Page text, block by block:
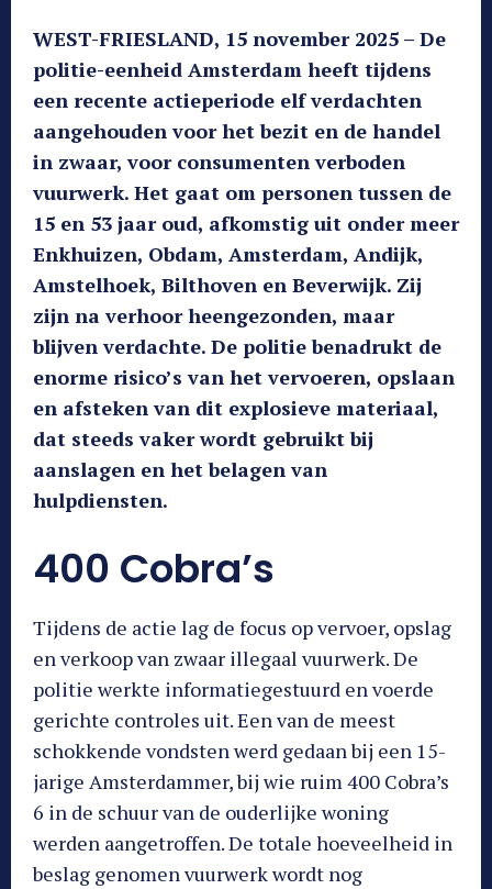
WEST-FRIESLAND, 15 november 2025 – De
politie-eenheid Amsterdam heeft tijdens
een recente actieperiode elf verdachten
aangehouden voor het bezit en de handel
in zwaar, voor consumenten verboden
vuurwerk. Het gaat om personen tussen de
15 en 53 jaar oud, afkomstig uit onder meer
Enkhuizen, Obdam, Amsterdam, Andijk,
Amstelhoek, Bilthoven en Beverwijk. Zij
zijn na verhoor heengezonden, maar
blijven verdachte. De politie benadrukt de
enorme risico’s van het vervoeren, opslaan
en afsteken van dit explosieve materiaal,
dat steeds vaker wordt gebruikt bij
aanslagen en het belagen van
hulpdiensten.
400 Cobra’s
Tijdens de actie lag de focus op vervoer, opslag
en verkoop van zwaar illegaal vuurwerk. De
politie werkte informatiegestuurd en voerde
gerichte controles uit. Een van de meest
schokkende vondsten werd gedaan bij een 15-
jarige Amsterdammer, bij wie ruim 400 Cobra’s
6 in de schuur van de ouderlijke woning
werden aangetroffen. De totale hoeveelheid in
beslag genomen vuurwerk wordt nog